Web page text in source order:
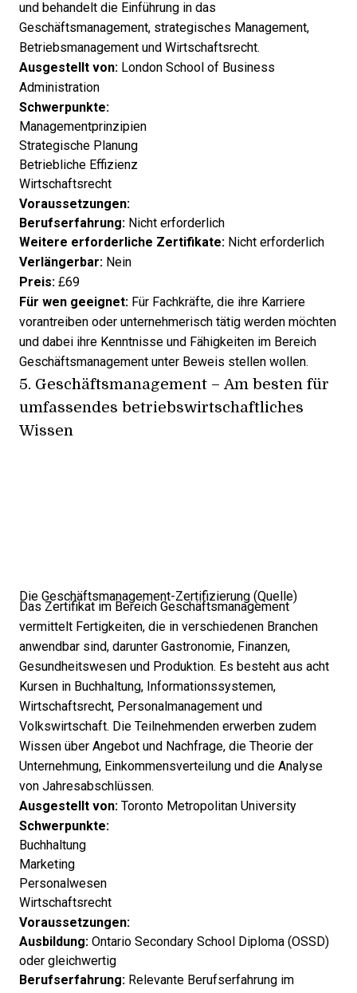
und behandelt die Einführung in das
Geschäftsmanagement, strategisches Management,
Betriebsmanagement und Wirtschaftsrecht.
Ausgestellt von: London School of Business
Administration
Schwerpunkte:
Managementprinzipien
Strategische Planung
Betriebliche Effizienz
Wirtschaftsrecht
Voraussetzungen:
Berufserfahrung: Nicht erforderlich
Weitere erforderliche Zertifikate: Nicht erforderlich
Verlängerbar: Nein
Preis: £69
Für wen geeignet: Für Fachkräfte, die ihre Karriere
vorantreiben oder unternehmerisch tätig werden möchten
und dabei ihre Kenntnisse und Fähigkeiten im Bereich
Geschäftsmanagement unter Beweis stellen wollen.
5. Geschäftsmanagement – Am besten für
umfassendes betriebswirtschaftliches
Wissen
Die Geschäftsmanagement-Zertifizierung (Quelle)
Das Zertifikat im Bereich Geschäftsmanagement
vermittelt Fertigkeiten, die in verschiedenen Branchen
anwendbar sind, darunter Gastronomie, Finanzen,
Gesundheitswesen und Produktion. Es besteht aus acht
Kursen in Buchhaltung, Informationssystemen,
Wirtschaftsrecht, Personalmanagement und
Volkswirtschaft. Die Teilnehmenden erwerben zudem
Wissen über Angebot und Nachfrage, die Theorie der
Unternehmung, Einkommensverteilung und die Analyse
von Jahresabschlüssen.
Ausgestellt von: Toronto Metropolitan University
Schwerpunkte:
Buchhaltung
Marketing
Personalwesen
Wirtschaftsrecht
Voraussetzungen:
Ausbildung: Ontario Secondary School Diploma (OSSD)
oder gleichwertig
Berufserfahrung: Relevante Berufserfahrung im